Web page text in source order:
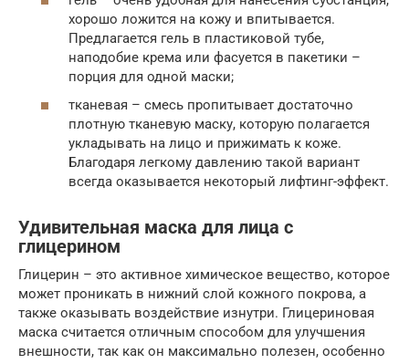
хорошо ложится на кожу и впитывается.
Предлагается гель в пластиковой тубе,
наподобие крема или фасуется в пакетики –
порция для одной маски;
тканевая – смесь пропитывает достаточно
плотную тканевую маску, которую полагается
укладывать на лицо и прижимать к коже.
Благодаря легкому давлению такой вариант
всегда оказывается некоторый лифтинг-эффект.
Удивительная маска для лица с
глицерином
Глицерин – это активное химическое вещество, которое
может проникать в нижний слой кожного покрова, а
также оказывать воздействие изнутри. Глицериновая
маска считается отличным способом для улучшения
внешности, так как он максимально полезен, особенно